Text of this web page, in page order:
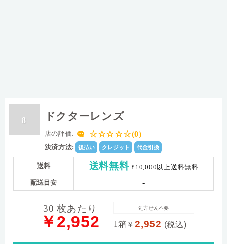
8 ドクターレンズ
店の評価: ☆☆☆☆☆(0)
決済方法: 後払い クレジット 代金引換
送料 送料無料 ¥10,000以上送料無料
配送目安 -
30 枚あたり
￥2,952 1箱 ￥2,952 (税込)
処方せん不要